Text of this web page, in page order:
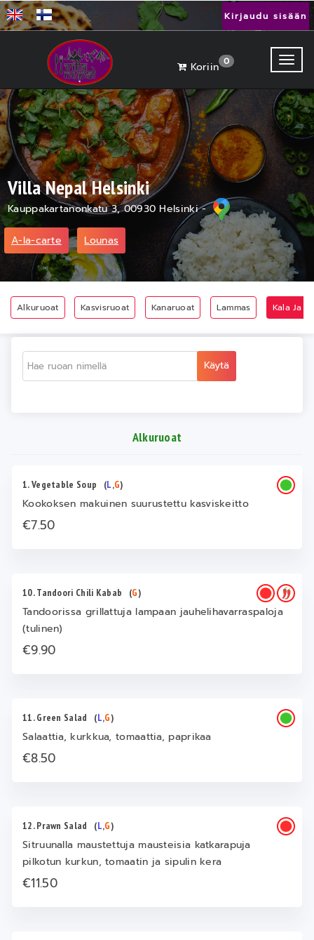
Kirjaudu sisään
Koriin0
Villa Nepal Helsinki
Kauppakartanonkatu 3, 00930 Helsinki -
A-la-carte Lounas
Alkuruoat Kasvisruoat Kanaruoat Lammas Kala Ja
Käytä
Alkuruoat
1. Vegetable Soup (L,G)
Kookoksen makuinen suurustettu kasviskeitto
€7.50
10. Tandoori Chili Kabab (G)
Tandoorissa grillattuja lampaan jauhelihavarraspaloja
(tulinen)
€9.90
11. Green Salad (L,G)
Salaattia, kurkkua, tomaattia, paprikaa
€8.50
12. Prawn Salad (L,G)
Sitruunalla maustettuja mausteisia katkarapuja
pilkotun kurkun, tomaatin ja sipulin kera
€11.50